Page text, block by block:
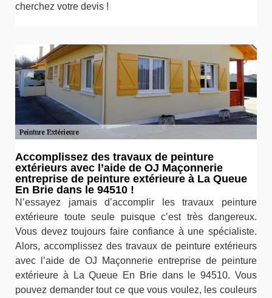
cherchez votre devis !
Accomplissez des travaux de peinture
extérieurs avec l’aide de OJ Maçonnerie
entreprise de peinture extérieure à La Queue
En Brie dans le 94510 !
N’essayez jamais d’accomplir les travaux peinture
extérieure toute seule puisque c’est très dangereux.
Vous devez toujours faire confiance à une spécialiste.
Alors, accomplissez des travaux de peinture extérieurs
avec l’aide de OJ Maçonnerie entreprise de peinture
extérieure à La Queue En Brie dans le 94510. Vous
pouvez demander tout ce que vous voulez, les couleurs